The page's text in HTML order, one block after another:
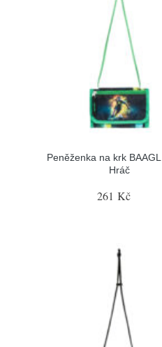
Peněženka na krk
Hráč
261 Kč